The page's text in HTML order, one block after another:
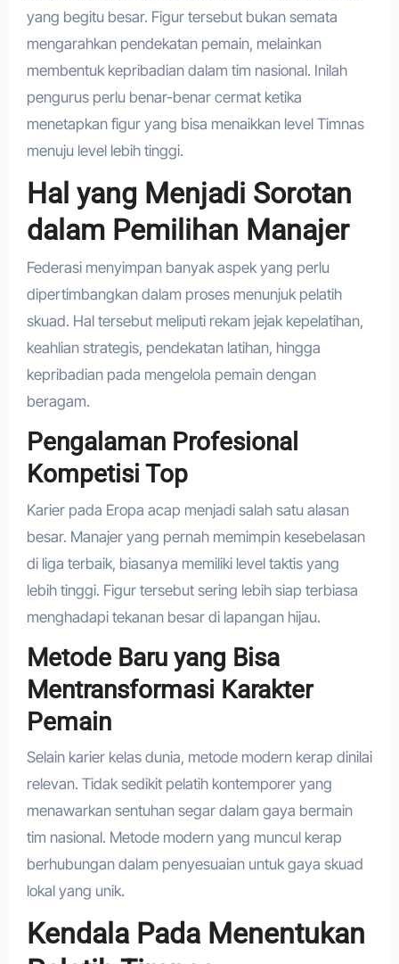
yang begitu besar. Figur tersebut bukan semata
mengarahkan pendekatan pemain, melainkan
membentuk kepribadian dalam tim nasional. Inilah
pengurus perlu benar-benar cermat ketika
menetapkan figur yang bisa menaikkan level Timnas
menuju level lebih tinggi.
Hal yang Menjadi Sorotan
dalam Pemilihan Manajer
Federasi menyimpan banyak aspek yang perlu
dipertimbangkan dalam proses menunjuk pelatih
skuad. Hal tersebut meliputi rekam jejak kepelatihan,
keahlian strategis, pendekatan latihan, hingga
kepribadian pada mengelola pemain dengan
beragam.
Pengalaman Profesional
Kompetisi Top
Karier pada Eropa acap menjadi salah satu alasan
besar. Manajer yang pernah memimpin kesebelasan
di liga terbaik, biasanya memiliki level taktis yang
lebih tinggi. Figur tersebut sering lebih siap terbiasa
menghadapi tekanan besar di lapangan hijau.
Metode Baru yang Bisa
Mentransformasi Karakter
Pemain
Selain karier kelas dunia, metode modern kerap dinilai
relevan. Tidak sedikit pelatih kontemporer yang
menawarkan sentuhan segar dalam gaya bermain
tim nasional. Metode modern yang muncul kerap
berhubungan dalam penyesuaian untuk gaya skuad
lokal yang unik.
Kendala Pada Menentukan